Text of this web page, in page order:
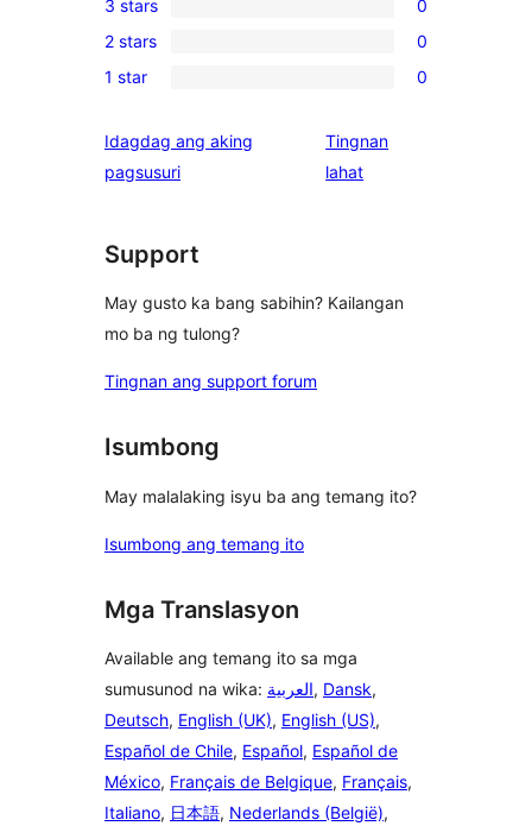
star
review
4-
star
reviews
0
3-
star
3 stars 0
0
2-
reviews
2 stars 0
0
star
reviews
1 star 0
Idagdag ang aking
pagsusuri
Tingnan
lahatng
Support
May gusto ka bang sabihin? Kailangan
mo ba ng tulong?
Tingnan ang support forum
Isumbong
May malalaking isyu ba ang temang ito?
Isumbong ang temang ito
Mga Translasyon
Available ang temang ito sa mga
sumusunod na wika: العربية, Dansk,
Deutsch, English (UK), English (US),
Español de Chile, Español, Español de
México, Français de Belgique, Français,
Italiano, 日本語, Nederlands (België),